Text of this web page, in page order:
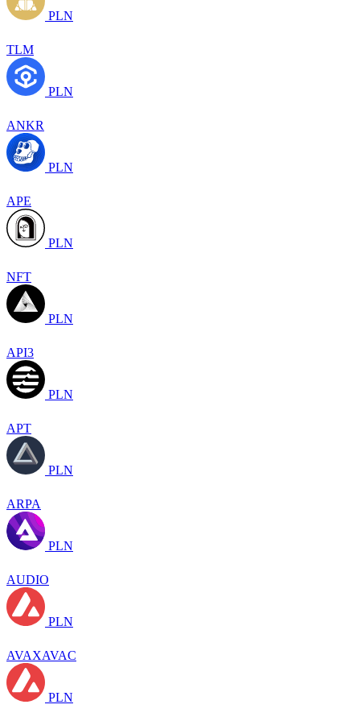
PLN
TLM
PLN
ANKR
PLN
APE
PLN
NFT
PLN
API3
PLN
APT
PLN
ARPA
PLN
AUDIO
PLN
AVAXAVAC
PLN